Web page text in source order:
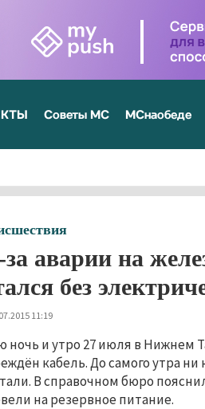
Советы МС МСнаобеде
аварии на
без
11:19
ночь и утро 27 июля в Нижнем
кабель. До самого утра
В справочном бюро
на резервное питание.